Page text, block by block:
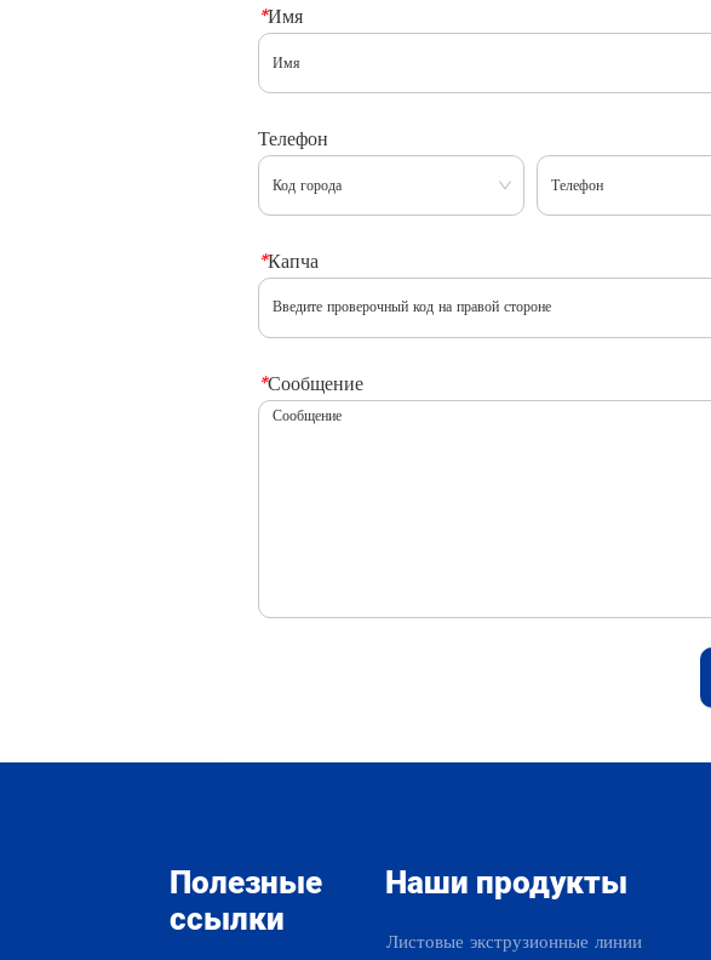
*Имя
Телефон
*Капча
*Сообщение
Полезные
ссылки
Наши продукты
Листовые экструзионные линии